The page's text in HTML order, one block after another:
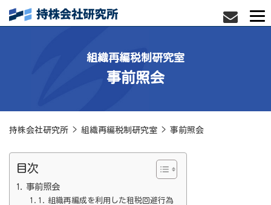
組織再編税制研究室
事前照会
持株会社研究所 > 組織再編税制研究室 > 事前照会
目次
事前照会
組織再編成を利用した租税回避行為